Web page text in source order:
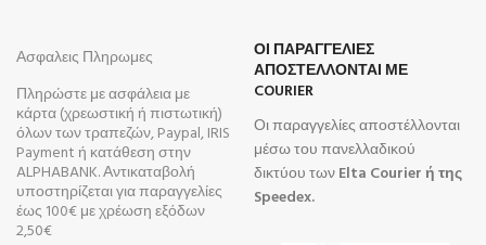
Ασφαλεις Πληρωμες
Πληρώστε με ασφάλεια με
κάρτα (χρεωστική ή πιστωτική)
όλων των τραπεζών, Paypal, IRIS
Payment ή κατάθεση στην
ALPHABANK. Αντικαταβολή
υποστηρίζεται για παραγγελίες
έως 100€ με χρέωση εξόδων
2,50€
ΟΙ ΠΑΡΑΓΓΕΛΙΕΣ
ΑΠΟΣΤΕΛΛΟΝΤΑΙ ΜΕ
COURIER
Οι παραγγελίες αποστέλλονται
μέσω του πανελλαδικού
δικτύου τωνElta Courier ή της
Speedex.